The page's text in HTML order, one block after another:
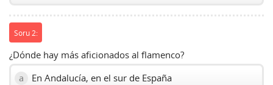
Soru 2:
¿Dónde hay más aficionados al flamenco?
a En Andalucía, en el sur de España